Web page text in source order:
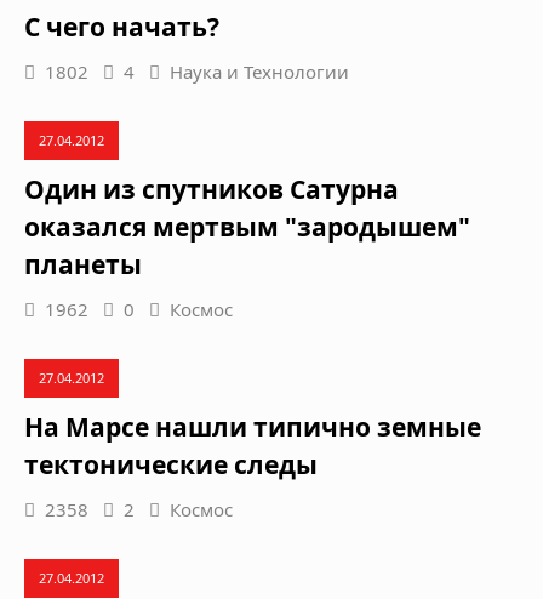
С чего начать?
1802 4 Наука и Технологии
27.04.2012
Один из спутников Сатурна
оказался мертвым "зародышем"
планеты
1962 0 Космос
27.04.2012
На Марсе нашли типично земные
тектонические следы
2358 2 Космос
27.04.2012